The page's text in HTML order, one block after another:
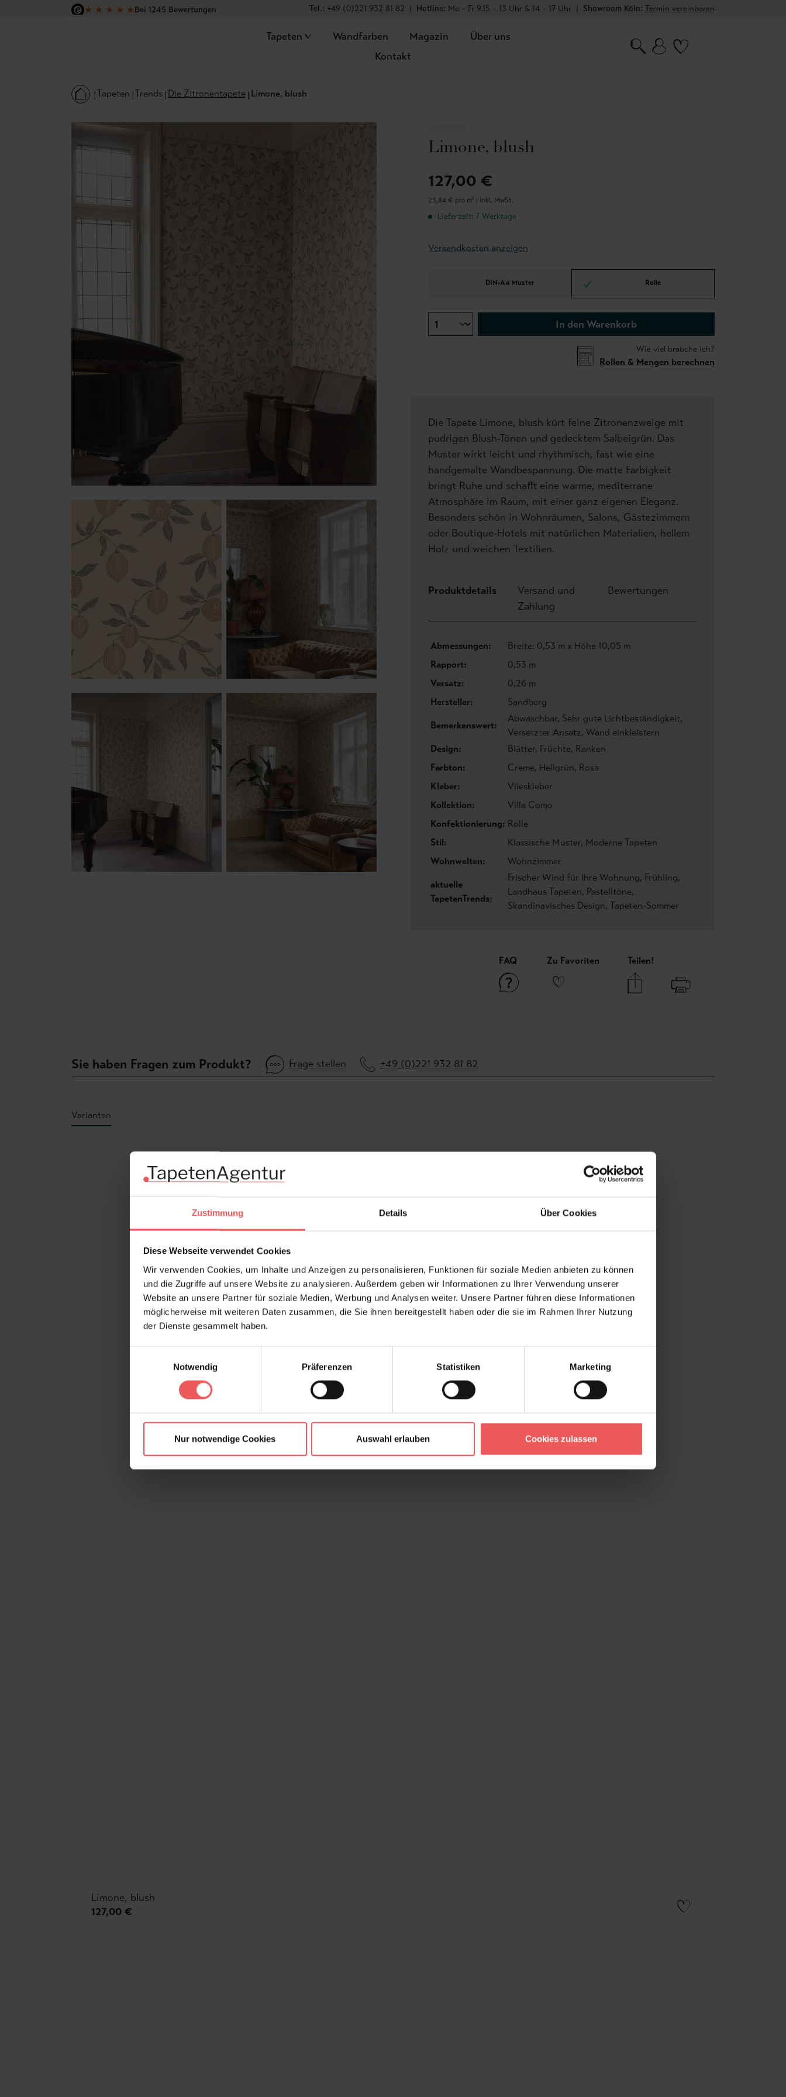
Zustimmung Details Über Cookies
Diese Webseite verwendet Cookies
Wir verwenden Cookies, um Inhalte und Anzeigen zu personalisieren, Funktionen für soziale Medien anbieten zu können
und die Zugriffe auf unsere Website zu analysieren. Außerdem geben wir Informationen zu Ihrer Verwendung unserer
Website an unsere Partner für soziale Medien, Werbung und Analysen weiter. Unsere Partner führen diese Informationen
möglicherweise mit weiteren Daten zusammen, die Sie ihnen bereitgestellt haben oder die sie im Rahmen Ihrer Nutzung
der Dienste gesammelt haben.
Notwendig
Präferenzen Statistiken Marketing
Nur notwendige Cookies Auswahl erlauben Cookies zulassen
Hauptinhalt springen
Zur Suche springen
Zur Hauptnavigation springen
★ ★ ★ ★ ★Bei 1245 Bewertungen
Tel.: +49 (0)221 932 81 82 | Hotline: Mo – Fr 9.15 – 13 Uhr & 14 – 17 Uhr | Showroom Köln: Termin vereinbaren
Tapeten Wandfarben Magazin
Über uns
Kontakt
Tapeten Trends Die Zitronentapete Limone, blush
Limone, blush
127,00 €
23,84 € pro m² | inkl. MwSt.
Lieferzeit: 7 Werktage
Versandkosten anzeigen
DIN-A4 Muster Rolle
In den Warenkorb
Wie viel brauche ich?
Rollen & Mengen berechnen
Die Tapete Limone, blush kürt feine Zitronenzweige mit
pudrigen Blush-Tönen und gedecktem Salbeigrün. Das
Muster wirkt leicht und rhythmisch, fast wie eine
handgemalte Wandbespannung. Die matte Farbigkeit
bringt Ruhe und schafft eine warme, mediterrane
Atmosphäre im Raum, mit einer ganz eigenen Eleganz.
Besonders schön in Wohnräumen, Salons, Gästezimmern
oder Boutique-Hotels mit natürlichen Materialien, hellem
Holz und weichen Textilien.
Produktdetails
Versand und
Zahlung
Bewertungen
Abmessungen:
Breite: 0,53 m x Höhe 10,05 m
Rapport:
0,53 m
Versatz:
0,26 m
Hersteller:
Sandberg
Bemerkenswert:
Abwaschbar, Sehr gute Lichtbeständigkeit,
Versetzter Ansatz, Wand einkleistern
Design:
Blätter, Früchte, Ranken
Farbton:
Creme, Hellgrün, Rosa
Kleber:
Vlieskleber
Kollektion:
Villa Como
Konfektionierung: Rolle
Stil:
Klassische Muster, Moderne Tapeten
Wohnwelten:
Wohnzimmer
aktuelle
TapetenTrends:
Frischer Wind für Ihre Wohnung, Frühling,
Landhaus Tapeten, Pastelltöne,
Skandinavisches Design, Tapeten-Sommer
FAQ Zu Favoriten Teilen!
Sie haben Fragen zum Produkt? Frage stellen +49 (0)221 932 81 82
Varianten
Produktgalerie überspringen
Limone, blush
127,00 €